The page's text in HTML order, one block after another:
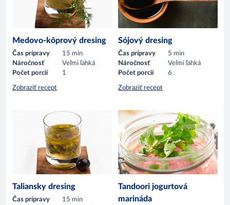
Medovo-kôprový dresing
Čas prípravy
15 min
Náročnosť
Veľmi ľahká
Počet porcií
1
Zobraziť recept
Sójový dresing
Čas prípravy
5 min
Náročnosť
Veľmi ľahká
Počet porcií
6
Zobraziť recept
Taliansky dresing
Čas prípravy
15 min
Tandoori jogurtová
marináda